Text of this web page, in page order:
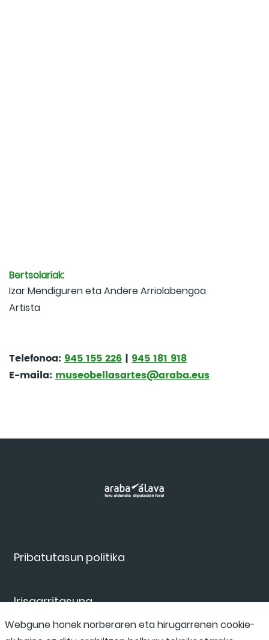
Bertsolariak:
Izar Mendiguren eta Andere Arriolabengoa
Artista
Telefonoa: 945 155 226 | 945 181 918
E-maila: museobellasartes@araba.eus
Pribatutasun politika
Irisgarritasuna
Webgune honek norberaren eta hirugarrenen cookie-